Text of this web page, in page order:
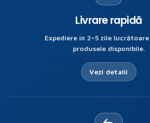
Livrare rapidă
Expediere în 2–5 zile
produsele disponibile.
Vezi detalii